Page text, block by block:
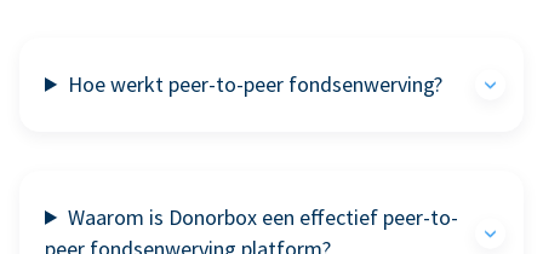
Hoe werkt peer-to-peer fondsenwerving?
Waarom is Donorbox een effectief peer-to-
peer fondsenwerving platform?